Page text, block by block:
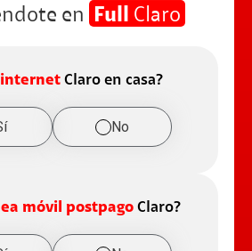
en Full Claro
internetClaro en casa?
No
móvil postpagoClaro?